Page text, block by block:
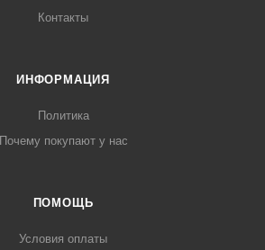
Контакты
ИНФОРМАЦИЯ
Политика
Почему покупают у нас
ПОМОЩЬ
Условия оплаты